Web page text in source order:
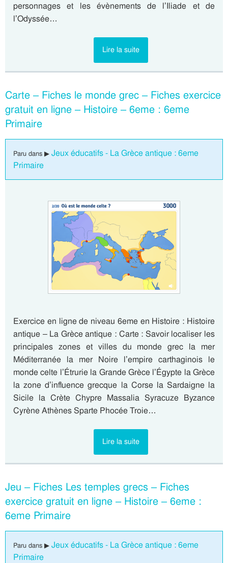
personnages et les évènements de l’Iliade et de
l’Odyssée…
Lire la suite
Carte – Fiches le monde grec – Fiches exercice
gratuit en ligne – Histoire – 6eme : 6eme
Primaire
Paru dans ▶ Jeux éducatifs - La Grèce antique : 6eme
Primaire
Exercice en ligne de niveau 6eme en Histoire : Histoire
antique – La Grèce antique : Carte : Savoir localiser les
principales zones et villes du monde grec la mer
Méditerranée la mer Noire l’empire carthaginois le
monde celte l’Étrurie la Grande Grèce l’Égypte la Grèce
la zone d’influence grecque la Corse la Sardaigne la
Sicile la Crète Chypre Massalia Syracuze Byzance
Cyrène Athènes Sparte Phocée Troie…
Lire la suite
Jeu – Fiches Les temples grecs – Fiches
exercice gratuit en ligne – Histoire – 6eme :
6eme Primaire
Paru dans ▶ Jeux éducatifs - La Grèce antique : 6eme
Primaire